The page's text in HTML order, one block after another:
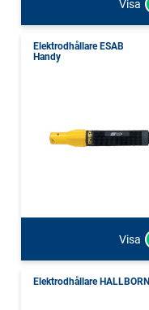
Visa
Elektrodhållare ESAB
Handy
Visa
Elektrodhållare HALLBORN